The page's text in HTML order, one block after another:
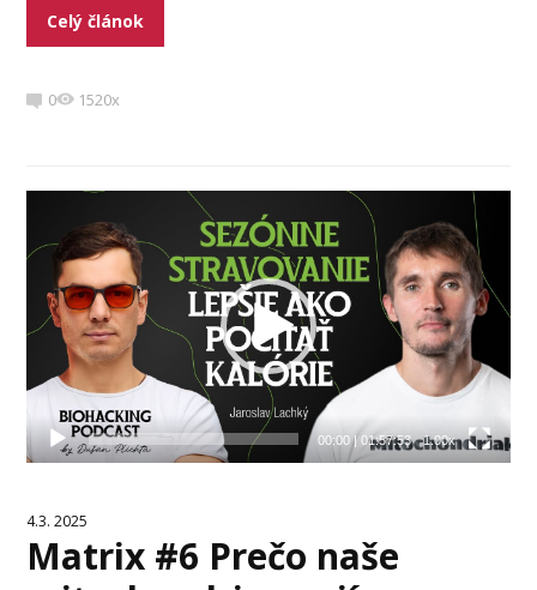
Celý článok
0 1520x
prehrávač
00:00| 01:57:53 1.00x
4.3. 2025
Matrix #6 Prečo naše